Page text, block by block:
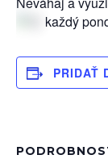
každý
PRIDAŤ